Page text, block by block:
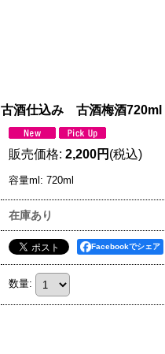
古酒仕込み 古酒梅酒720ml
販売価格: 2,200円 (税込)
容量ml : 720ml
在庫あり
Facebookでシェア
数量: